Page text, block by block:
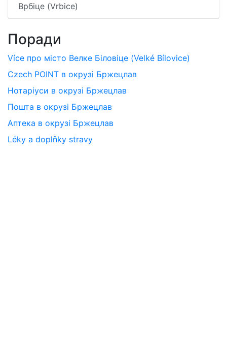
Врбіце (Vrbice)
Поради
Více про місто Велке Біловіце (Velké Bílovice)
Czech POINT в окрузі Бржецлав
Нотаріуси в окрузі Бржецлав
Пошта в окрузі Бржецлав
Аптека в окрузі Бржецлав
Léky a doplňky stravy